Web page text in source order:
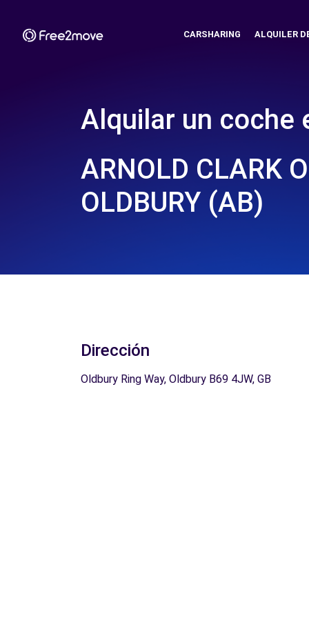
CARSHARING ALQUILER
Alquilar un coche
ARNOLD CLARK
OLDBURY (AB)
Dirección
Oldbury Ring Way, Oldbury B69 4JW, GB